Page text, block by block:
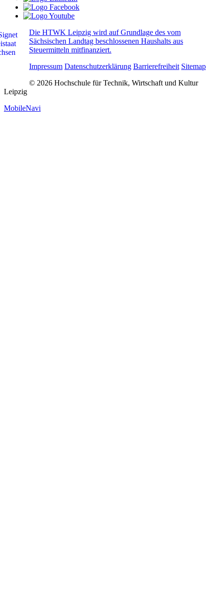
Die HTWK Leipzig wird auf Grundlage des vom
Sächsischen Landtag beschlossenen Haushalts aus
Steuermitteln mitfinanziert.
Impressum Datenschutzerklärung Barrierefreiheit Sitemap
© 2026 Hochschule für Technik, Wirtschaft und Kultur
Leipzig
MobileNavi